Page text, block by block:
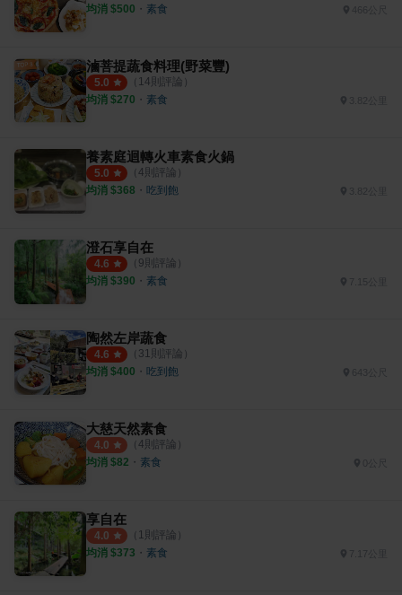
均消 $500 ・ 素食 466公尺
滷菩提蔬食料理(野菜豐)
5.0 （ 14則評論）
均消 $270 ・ 素食
養素庭迴轉火車素食火鍋
5.0 （ 4則評論）
均消 $368 ・ 吃到飽
澄石享自在
4.6 （ 9則評論）
均消 $390 ・ 素食 7.15公里
陶然左岸蔬食
4.6 （ 31則評論）
均消 $400 ・ 吃到飽 643公尺
大慈天然素食
4.0 （ 4則評論）
均消 $82 ・ 素食
享自在
4.0 （ 1則評論）
均消 $373 ・ 素食